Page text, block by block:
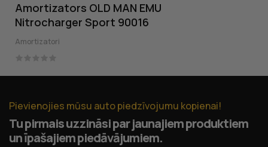
Amortizators OLD MAN EMU
Nitrocharger Sport 90016
Amortizatori
Pievienojies mūsu auto piedzīvojumu kopienai!
Tu pirmais uzzināsi par jaunajiem produktiem
un īpašajiem piedāvājumiem.